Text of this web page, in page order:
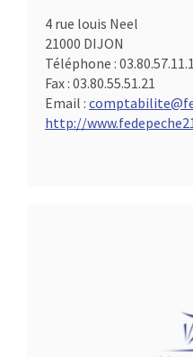
4 rue louis Neel
21000 DIJON
Téléphone :
Fax : 03.80.55.51.21
Email :
http://